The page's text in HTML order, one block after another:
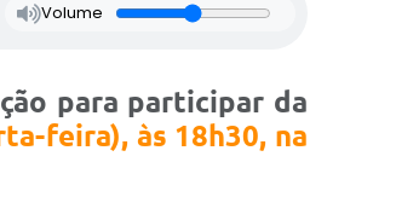
Volume
para participar da
feira), às 18h30, na